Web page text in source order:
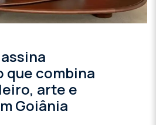
que combina
arte e
Goiânia